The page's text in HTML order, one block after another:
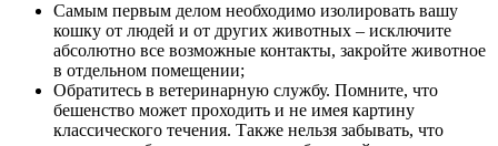
Самым первым делом необходимо изолировать вашу
кошку от людей и от других животных – исключите
абсолютно все возможные контакты, закройте животное
в отдельном помещении;
Обратитесь в ветеринарную службу. Помните, что
бешенство может проходить и не имея картину
классического течения. Также нельзя забывать, что